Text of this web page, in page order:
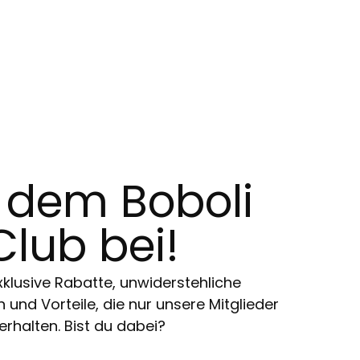
Boboli
bei!
Rabatte, unwiderstehliche
und Vorteile, die nur unsere Mitglieder
Bist du dabei?